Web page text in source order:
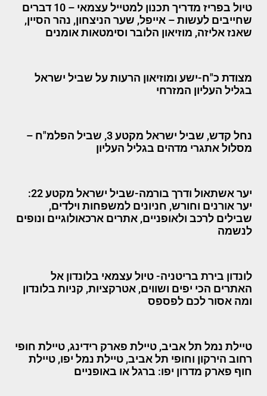
טיול בפריז מדריך תכנון למטייל עצמאי – 10 דברים
שחייבים לעשות – אייפל, שער הניצחון, נהר הסיין,
שאנז אליזה, מוזיאון הלובר וסימטאות אומנים
מצודת כ"ח-ישע ומוזיאון הרעות על שביל ישראל
בגליל העליון המזרחי
נחל קדש, שביל ישראל מקטע 3, שביל הפלמ"ח –
מסלול אתגרי מדהים בגליל העליון
יער אשתאול ודרך בורמה-שביל ישראל מקטע 22:
יער אורנים וחורש, חניונים למשפחות וילדים,
שבילים לרכב ולאופניים, אתרים ארכאולוגיים ונופים
לנשמה
לונדון בירת בריטניה- טיול עצמאי בלונדון אל
האתרים הכי יפים ושווים, אטרקציות, קניות בלונדון
ומה אסור לכם לפספס
טיילת נמל תל אביב, טיילת פארק רידינג, טיילת חופי
רחוב הירקון וחופי תל אביב, טיילת נמל יפו, טיילת
חוף פארק מדרון יפו: ברגל או באופניים